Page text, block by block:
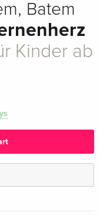
Batem
Kinder ab